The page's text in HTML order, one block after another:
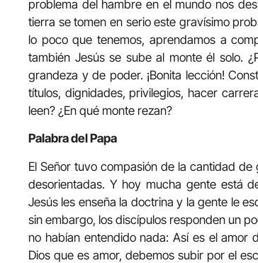
problema del hambre en el mundo nos
tierra se tomen en serio este gravísimo
lo poco que tenemos, aprendamos a
también Jesús se sube al monte él solo.
grandeza y de poder. ¡Bonita lección!
títulos, dignidades, privilegios, hacer
leen? ¿En qué monte rezan?
Palabra del Papa
El Señor tuvo compasión de la cantidad
desorientadas. Y hoy mucha gente está
Jesús les enseña la doctrina y la gente le
sin embargo, los discípulos responden un
no habían entendido nada: Así es el amor
Dios que es amor, debemos subir por el